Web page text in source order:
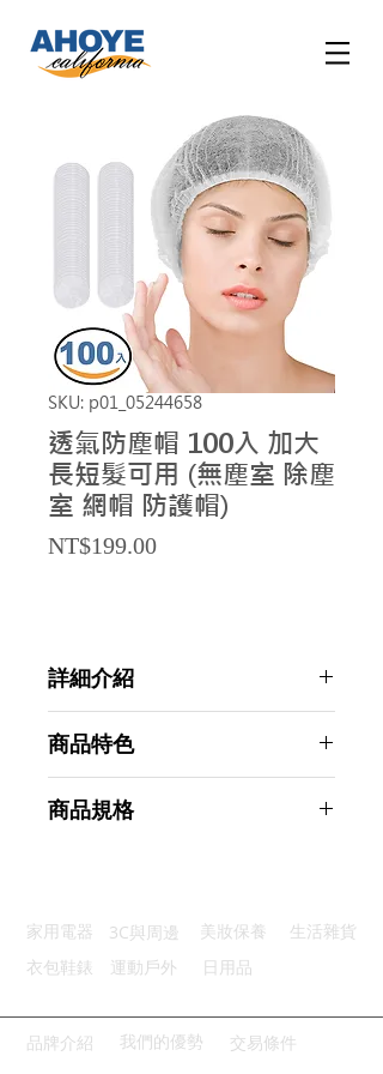
SKU: p01_05244658
透氣防塵帽 100入 加大
長短髮可用 (無塵室 除塵
室 網帽 防護帽)
NT$199.00Price
詳細介紹
商品特色
防塵效果：有效防塵保護髮絲乾淨
商品規格
主要材質：無紡布
商品尺寸：25*22*10cm
產地名稱：中國大陸
代理商：亞桓有限公司
家用電器 3C與周邊 美妝保養
生活雜貨
衣包鞋錶
運動戶外 日用品
品牌介紹 我們的優勢 交易條件